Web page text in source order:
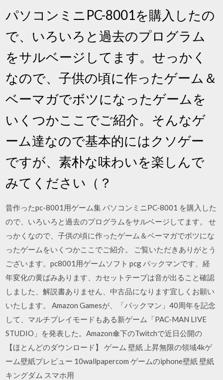
パソコンミニPC-8001を購入したの
で、いろいろと過去のプログラム
をサルベージしてます。せっかく
なので、子供の頃に作ったゲーム＆
ベーマガでボツになったゲームを
いくつかここでご紹介。そんなゲ
ーム達なので基本的にはクソゲー
ですが、素朴な味わいを楽しんで
みてください（？
昔作ったpc-8001用ゲーム集 パソコンミニPC-8001 を購入した
ので、いろいろと過去のプログラムをサルベージしてます。 せ
っかくなので、子供の頃に作ったゲーム＆ベーマガでボツにな
ったゲームをいくつかここでご紹介。 ご覧いただきありがとう
ございます。pc8001用ゲームソフト pcg パックマンです、経
年変化の黄ばみあります、カセットテープは音が出ること確認
しました、解説書ありません、中古品になります宜しくお願い
いたします。 Amazon Gamesが、「パックマン」40周年を記念
して、マルチプレイモードもある新ゲーム「PAC-MAN LIVE
STUDIO」を発表した。Amazon傘下のTwitchで近日公開の
【ほとんどのダウンロード】 ゲーム 壁紙 上昇無限の領域4kゲ
ーム壁紙プレビュー 10wallpapercom ゲームのiphone壁紙 壁紙
キングダム スマホ用